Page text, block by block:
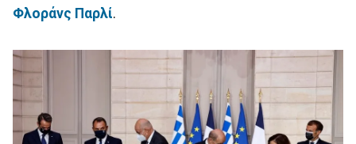
Φλοράνς Παρλί.